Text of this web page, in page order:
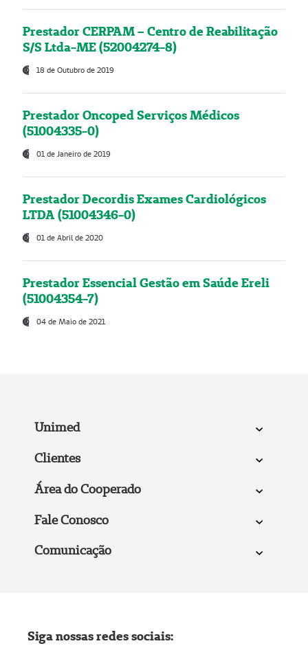
Prestador CERPAM – Centro de Reabilitação
S/S Ltda-ME (52004274-8)
18 de Outubro de 2019
Prestador Oncoped Serviços Médicos
(51004335-0)
01 de Janeiro de 2019
Prestador Decordis Exames Cardiológicos
LTDA (51004346-0)
01 de Abril de 2020
Prestador Essencial Gestão em Saúde Ereli
(51004354-7)
04 de Maio de 2021
Unimed
Clientes
Área do Cooperado
Fale Conosco
Comunicação
Siga nossas redes sociais: